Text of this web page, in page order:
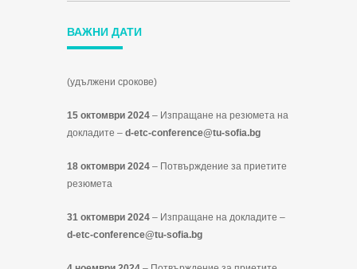
ВАЖНИ ДАТИ
(удължени срокове)
15 октомври 2024 – Изпращане на резюмета на
докладите – d-etc-conference@tu-sofia.bg
18 октомври 2024 – Потвърждение за приетите
резюмета
31 октомври 2024 – Изпращане на докладите –
d-etc-conference@tu-sofia.bg